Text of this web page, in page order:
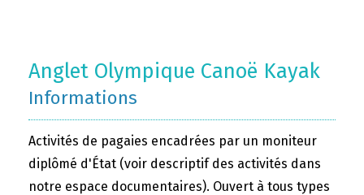
Anglet Olympique Canoë Kayak
Informations
Activités de pagaies encadrées par un moniteur
diplômé d'État (voir descriptif des activités dans
notre espace documentaires). Ouvert à tous types